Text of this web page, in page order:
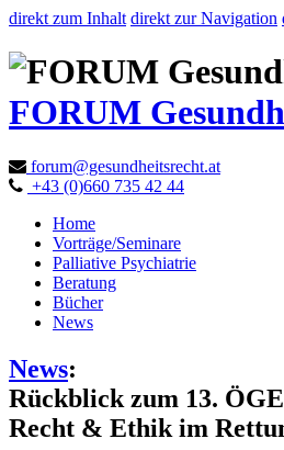
direkt zum Inhalt direkt zur Navigation
FORUM
forum@gesundheitsrecht.at
+43 (0)660 735 42 44
Home
Vorträge/Seminare
Palliative Psychiatrie
Beratung
Bücher
News
News:
Rückblick zum 13.
Recht & Ethik im